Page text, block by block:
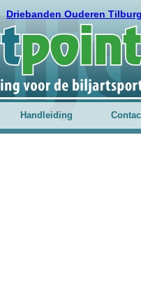
Driebanden Ouderen
Handleiding